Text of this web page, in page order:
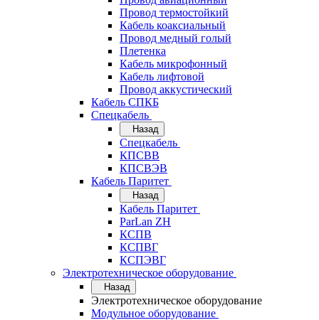
Провод термостойкий
Кабель коаксиальный
Провод медный голый
Плетенка
Кабель микрофонный
Кабель лифтовой
Провод аккустический
Кабель СПКБ
Спецкабель
Назад
Спецкабель
КПСВВ
КПСВЭВ
Кабель Паритет
Назад
Кабель Паритет
ParLan ZH
КСПВ
КСПВГ
КСПЭВГ
Электротехническое оборудование
Назад
Электротехническое оборудование
Модульное оборудование